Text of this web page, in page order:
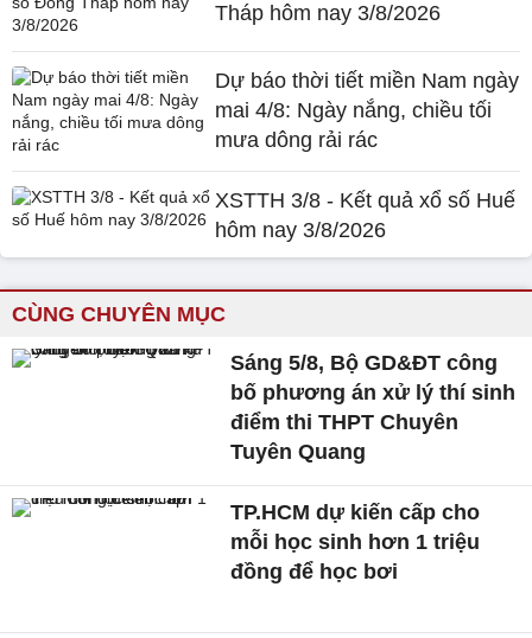
Tháp hôm nay 3/8/2026
Dự báo thời tiết miền Nam ngày
mai 4/8: Ngày nắng, chiều tối
mưa dông rải rác
XSTTH 3/8 - Kết quả xổ số Huế
hôm nay 3/8/2026
CÙNG CHUYÊN MỤC
Sáng 5/8, Bộ GD&ĐT công
bố phương án xử lý thí sinh
điểm thi THPT Chuyên
Tuyên Quang
TP.HCM dự kiến cấp cho
mỗi học sinh hơn 1 triệu
đồng để học bơi